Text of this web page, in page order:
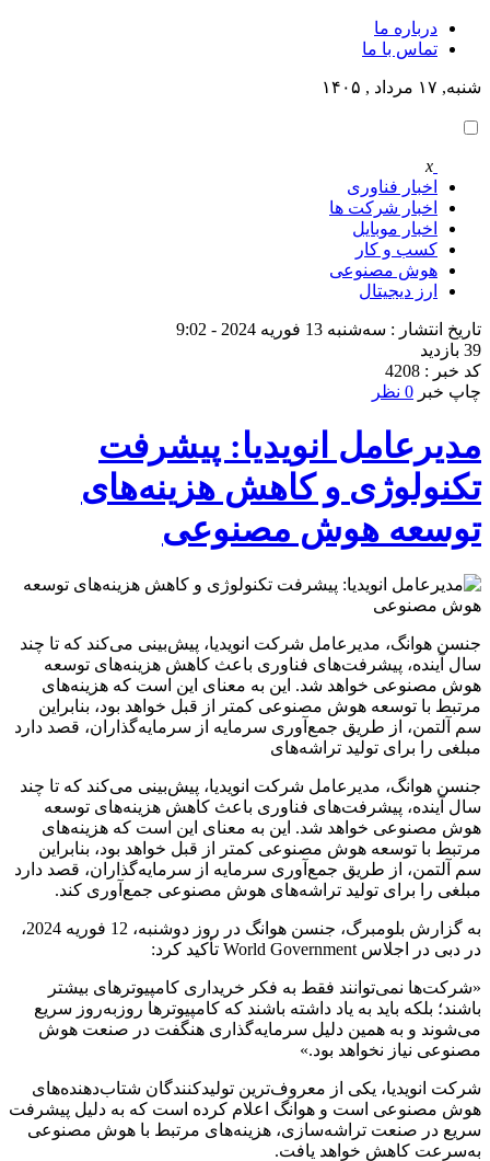
درباره ما
تماس با ما
شنبه, ۱۷ مرداد , ۱۴۰۵
x
اخبار فناوری
اخبار شرکت ها
اخبار موبایل
کسب و کار
هوش مصنوعی
ارز دیجیتال
تاریخ انتشار : سه‌شنبه 13 فوریه 2024 - 9:02
39 بازدید
کد خبر : 4208
چاپ خبر 0 نظر
مدیرعامل انویدیا: پیشرفت
تکنولوژی و کاهش هزینه‌های
توسعه هوش مصنوعی
جنسن هوانگ، مدیرعامل شرکت انویدیا، پیش‌بینی می‌کند که تا چند
سال آینده، پیشرفت‌های فناوری باعث کاهش هزینه‌های توسعه
هوش مصنوعی خواهد شد. این به معنای این است که هزینه‌های
مرتبط با توسعه هوش مصنوعی کمتر از قبل خواهد بود، بنابراین
سم آلتمن، از طریق جمع‌آوری سرمایه از سرمایه‌گذاران، قصد دارد
مبلغی را برای تولید تراشه‌های
جنسن هوانگ، مدیرعامل شرکت انویدیا، پیش‌بینی می‌کند که تا چند
سال آینده، پیشرفت‌های فناوری باعث کاهش هزینه‌های توسعه
هوش مصنوعی خواهد شد. این به معنای این است که هزینه‌های
مرتبط با توسعه هوش مصنوعی کمتر از قبل خواهد بود، بنابراین
سم آلتمن، از طریق جمع‌آوری سرمایه از سرمایه‌گذاران، قصد دارد
مبلغی را برای تولید تراشه‌های هوش مصنوعی جمع‌آوری کند.
به گزارش بلومبرگ، جنسن هوانگ در روز دوشنبه، 12 فوریه 2024،
در دبی در اجلاس World Government تأکید کرد:
«شرکت‌ها نمی‌توانند فقط به فکر خریداری کامپیوترهای بیشتر
باشند؛ بلکه باید به یاد داشته باشند که کامپیوترها روزبه‌روز سریع
می‌شوند و به همین دلیل سرمایه‌گذاری هنگفت در صنعت هوش
مصنوعی نیاز نخواهد بود.»
شرکت انویدیا، یکی از معروف‌ترین تولیدکنندگان شتاب‌دهنده‌های
هوش مصنوعی است و هوانگ اعلام کرده است که به دلیل پیشرفت
سریع در صنعت تراشه‌سازی، هزینه‌های مرتبط با هوش مصنوعی
به‌سرعت کاهش خواهد یافت.